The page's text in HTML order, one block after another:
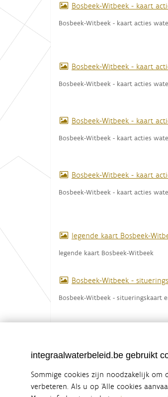
Bosbeek-Witbeek - kaart
Bosbeek-Witbeek - kaart acties
Bosbeek-Witbeek - kaart
Bosbeek-Witbeek - kaart acties
Bosbeek-Witbeek - kaart
Bosbeek-Witbeek - kaart acties
Bosbeek-Witbeek - kaart
Bosbeek-Witbeek - kaart acties
legende kaart Bosbeek-
legende kaart Bosbeek-Witbeek
Bosbeek-Witbeek -
Bosbeek-Witbeek - situeringskaart
integraalwaterbeleid.be gebruikt
Sommige cookies zijn noodzakelijk
verbeteren. Als u op ‘Alle cookies